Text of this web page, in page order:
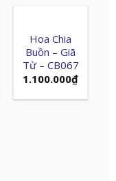
Hoa Chia
Buồn – Giã
Từ – CB067
1.100.000₫